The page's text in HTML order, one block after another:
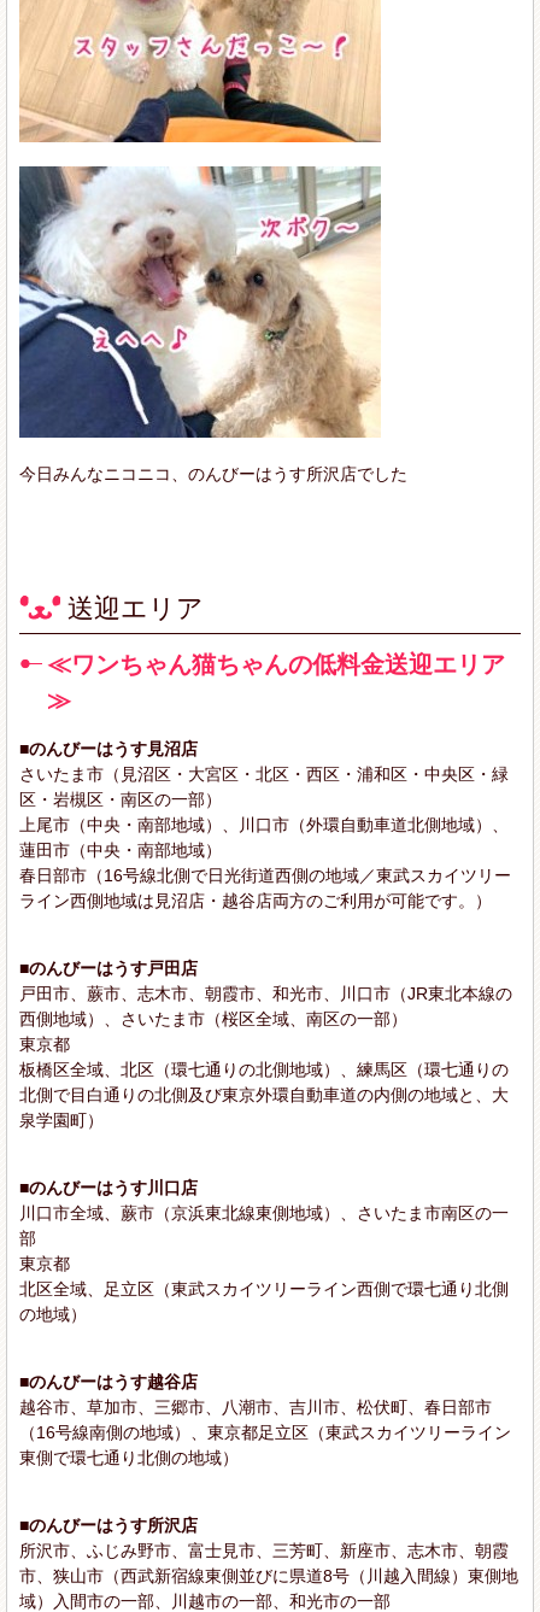
今日みんなニコニコ、のんびーはうす所沢店でした
送迎エリア
≪ワンちゃん猫ちゃんの低料金送迎エリア
≫
■のんびーはうす見沼店
さいたま市（見沼区・大宮区・北区・西区・浦和区・中央区・緑
区・岩槻区・南区の一部）
上尾市（中央・南部地域）、川口市（外環自動車道北側地域）、
蓮田市（中央・南部地域）
春日部市（16号線北側で日光街道西側の地域／東武スカイツリー
ライン西側地域は見沼店・越谷店両方のご利用が可能です。）
■のんびーはうす戸田店
戸田市、蕨市、志木市、朝霞市、和光市、川口市（JR東北本線の
西側地域）、さいたま市（桜区全域、南区の一部）
東京都
板橋区全域、北区（環七通りの北側地域）、練馬区（環七通りの
北側で目白通りの北側及び東京外環自動車道の内側の地域と、大
泉学園町）
■のんびーはうす川口店
川口市全域、蕨市（京浜東北線東側地域）、さいたま市南区の一
部
東京都
北区全域、足立区（東武スカイツリーライン西側で環七通り北側
の地域）
■のんびーはうす越谷店
越谷市、草加市、三郷市、八潮市、吉川市、松伏町、春日部市
（16号線南側の地域）、東京都足立区（東武スカイツリーライン
東側で環七通り北側の地域）
■のんびーはうす所沢店
所沢市、ふじみ野市、富士見市、三芳町、新座市、志木市、朝霞
市、狭山市（西武新宿線東側並びに県道8号（川越入間線）東側地
域）入間市の一部、川越市の一部、和光市の一部